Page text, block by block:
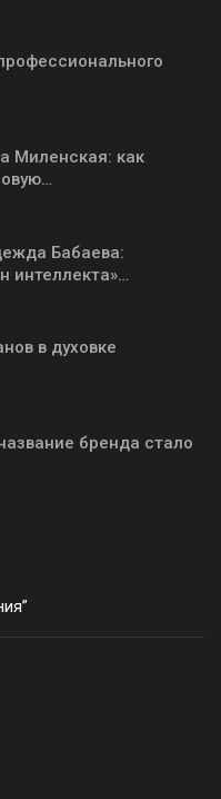
Миленская: как
Бабаева:
интеллекта»…
в духовке
бренда стало